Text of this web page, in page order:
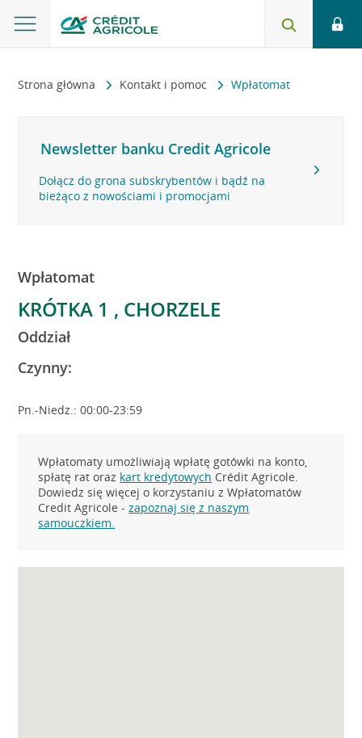
Strona główna Kontakt i pomoc Wpłatomat
Newsletter banku Credit Agricole
Dołącz do grona subskrybentów i bądź na
bieżąco z nowościami i promocjami
Wpłatomat
KRÓTKA 1 , CHORZELE
Oddział
Czynny:
Pn.-Niedz.: 00:00-23:59
Wpłatomaty umożliwiają wpłatę gotówki na konto,
spłatę rat oraz kart kredytowych Crédit Agricole.
Dowiedz się więcej o korzystaniu z Wpłatomatów
Credit Agricole -zapoznaj się z naszym
samouczkiem.